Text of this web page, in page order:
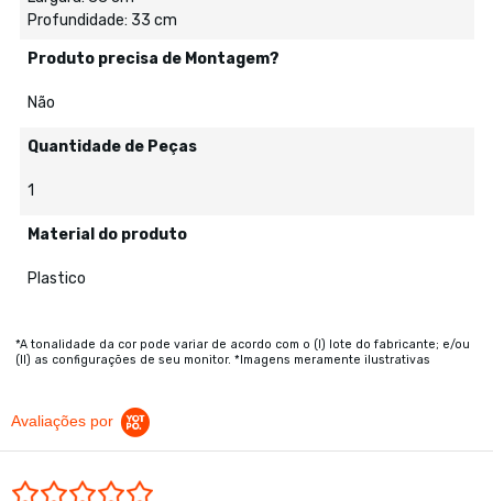
Profundidade: 33 cm
Produto precisa de Montagem?
Não
Quantidade de Peças
1
Material do produto
Plastico
*A tonalidade da cor pode variar de acordo com o (I) lote do fabricante; e/ou
(II) as configurações de seu monitor. *Imagens meramente ilustrativas
Avaliações por